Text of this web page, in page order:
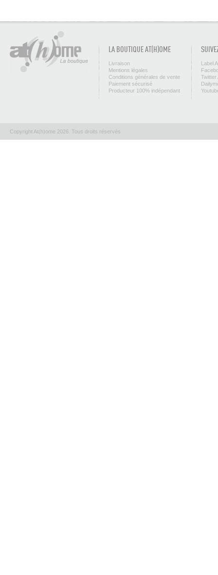
LA BOUTIQUE AT(H)OME
Livraison
Mentions légales
Conditions générales de vente
Paiement sécurisé
Producteur 100% indépendant
Label
Twitter
Copyright At(h)ome 2026. Tous droits réservés